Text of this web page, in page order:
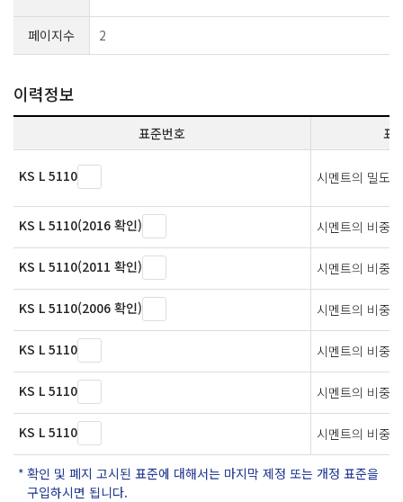
페이지수 2
이력정보
표준번호 표
KS L 5110 시멘트의 밀도
KS L 5110(2016 확인) 시멘트의 비중
KS L 5110(2011 확인) 시멘트의 비중
KS L 5110(2006 확인) 시멘트의 비중
KS L 5110 시멘트의 비중
KS L 5110 시멘트의 비중
KS L 5110 시멘트의 비중
확인 및 폐지 고시된 표준에 대해서는 마지막 제정 또는 개정 표준을
구입하시면 됩니다.